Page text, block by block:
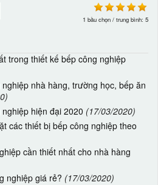
1 bầu chọn / trung bình: 5
trong thiết kế bếp công nghiệp
nhà hàng, trường học, bếp ăn
hiện đại 2020 (17/03/2020)
các thiết bị bếp công nghiệp theo
cần thiết nhất cho nhà hàng
nghiệp giá rẻ? (17/03/2020)